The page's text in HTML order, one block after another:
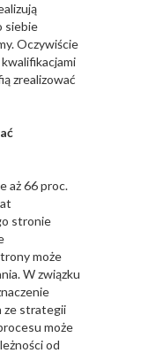
siebie
Oczywiście
zrealizować
aż 66 proc.
stronie
może
W związku
ze strategii
może
od